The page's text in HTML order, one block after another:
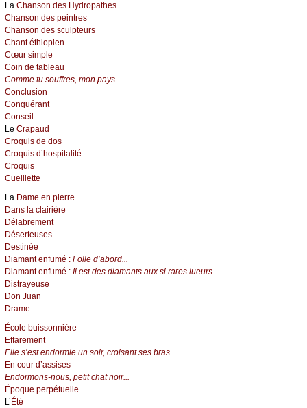
La Chanson des Hydropathes
Chanson des peintres
Chanson des sculpteurs
Chant éthiopien
Cœur simple
Coin de tableau
Comme tu souffres, mon pays...
Conclusion
Conquérant
Conseil
Le Crapaud
Croquis de dos
Croquis d’hospitalité
Croquis
Cueillette
La Dame en pierre
Dans la clairière
Délabrement
Déserteuses
Destinée
Diamant enfumé : Folle d’abord...
Diamant enfumé : Il est des diamants aux si rares lueurs...
Distrayeuse
Don Juan
Drame
École buissonnière
Effarement
Elle s’est endormie un soir, croisant ses bras...
En cour d’assises
Endormons-nous, petit chat noir...
Époque perpétuelle
L’ Été